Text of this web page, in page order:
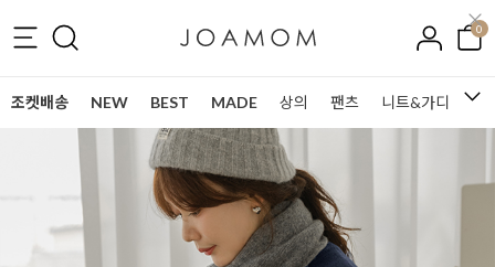
0
조켓배송 NEW BEST MADE 상의 팬츠 니트&가디건